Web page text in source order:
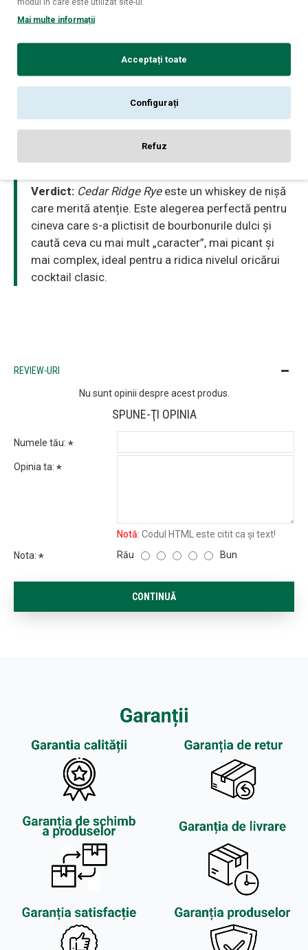
Țară de origine:
Volum:0.7 L
Concentrație alcoolică:43%
Verdict: Cedar Ridge Ryeeste un whiskey de nișă
care merită atenție. Este alegerea perfectă pentru
cineva care s-a plictisit de bourbonurile dulci și
caută ceva cu mai mult „caracter”, mai picant și
mai complex, ideal pentru a ridica nivelul oricărui
cocktail clasic.
REVIEW-URI
Nu sunt opinii despre acest produs.
SPUNE-ŢI OPINIA
Numele tău:
Opinia ta:
Notă: Codul HTML este citit ca şi text!
Nota:
Rău Bun
CONTINUĂ
Mai multe informații
Acceptați toate
Configurați
Refuz